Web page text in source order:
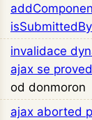
isSubmittedBy
invalidace
ajax se
od donmoron
ajax aborted